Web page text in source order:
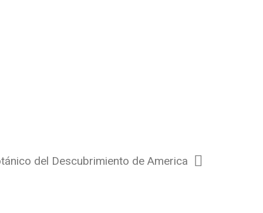
del Descubrimiento de America